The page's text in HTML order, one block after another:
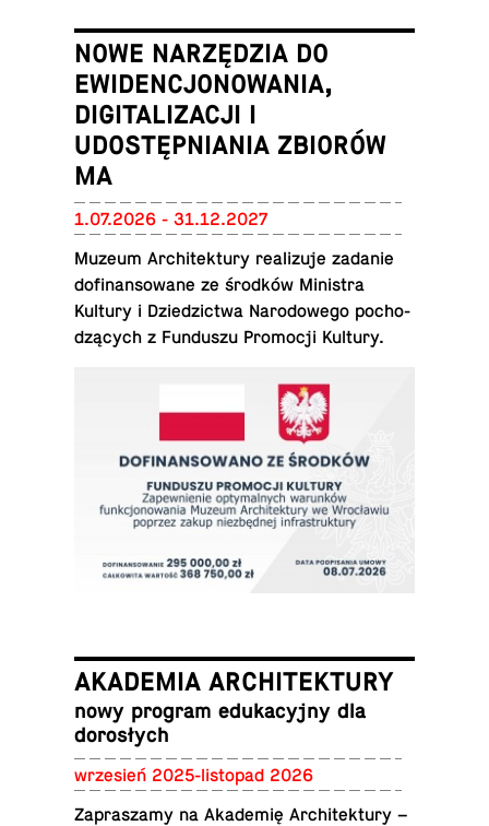
NOWE NARZĘDZIA DO
EWIDENCJONOWANIA,
DIGITALIZACJI I
UDOSTĘPNIANIA ZBIORÓW
MA
1.07.2026 - 31.12.2027
Muzeum Ar­chi­tek­tu­ry re­ali­zu­je zadanie
do­fi­nan­so­wa­ne ze środków Mi­ni­stra
Kultury i Dzie­dzic­twa Na­ro­do­we­go po­cho­
dzą­cych z Fun­du­szu Pro­mo­cji Kultury.
AKADEMIA ARCHITEKTURY
nowy program edu­ka­cyj­ny dla
dorosłych
wrze­sień 2025-li­sto­pad 2026
Za­pra­sza­my na Aka­de­mię Ar­chi­tek­tu­ry –